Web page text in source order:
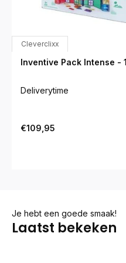
Cleverclixx
Inventive Pack Intense -
Deliverytime
€109,95
Je hebt een goede smaak!
Laatst bekeken